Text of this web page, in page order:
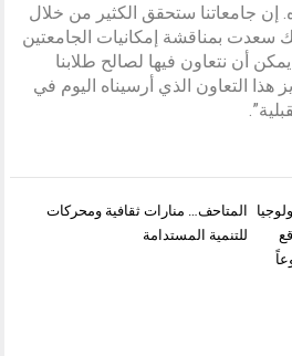
إن جامعاتنا ستحقق الكثير من خلال
سعدت بمناقشة إمكانيات الجامعتين
أن نتعاون فيها لصالح طلابنا
هذا التعاون الذي أرسيناه اليوم في
المتاحف… منارات ثقافية ومحركات
للتنمية المستدامة